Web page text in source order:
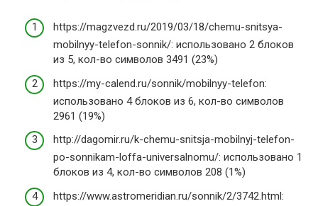
https://magzvezd.ru/2019/03/18/chemu-snitsya-
mobilnyy-telefon-sonnik/: использовано 2 блоков
из 5, кол-во символов 3491 (23%)
https://my-calend.ru/sonnik/mobilnyy-telefon:
использовано 4 блоков из 6, кол-во символов
2961 (19%)
http://dagomir.ru/k-chemu-snitsja-mobilnyj-telefon-
po-sonnikam-loffa-universalnomu/: использовано 1
блоков из 4, кол-во символов 208 (1%)
https://www.astromeridian.ru/sonnik/2/3742.html: